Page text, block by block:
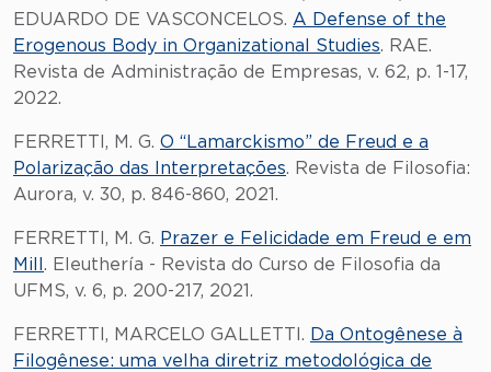
EDUARDO DE VASCONCELOS. A Defense of the
Erogenous Body in Organizational Studies. RAE.
Revista de Administração de Empresas, v. 62, p. 1-17,
2022.
FERRETTI, M. G. O “Lamarckismo” de Freud e a
Polarização das Interpretações. Revista de Filosofia:
Aurora, v. 30, p. 846-860, 2021.
FERRETTI, M. G. Prazer e Felicidade em Freud e em
Mill . Eleuthería - Revista do Curso de Filosofia da
UFMS, v. 6, p. 200-217, 2021.
FERRETTI, MARCELO GALLETTI. Da Ontogênese à
Filogênese: uma velha diretriz metodológica de